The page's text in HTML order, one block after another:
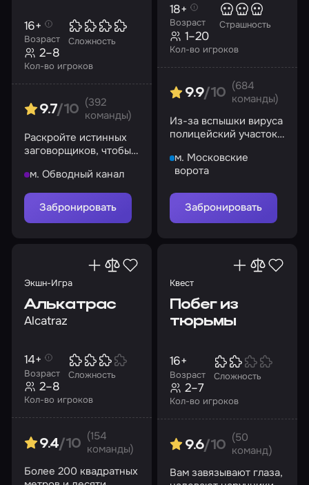
Возраст
16+
Сложность
Кол-во игроков
2–8
9.7/10
(392
команды)
Раскройте истинных
заговорщиков, чтобы
заточения и спасти
свою жизнь
м. Обводный канал
Забронировать
Возраст
18+
Страшность
Кол-во игроков
1–20
9.9/10
(684
команды)
Из-за вспышки вируса
полицейский участок
Успеете провернуть
ограбление?
м. Московские
ворота
Забронировать
Экшн-Игра
Алькатрас
Alcatraz
Возраст
14+
Сложность
Кол-во игроков
2–8
9.4/10
(154
команды)
Более 200 квадратных
Квест
Побег из
тюрьмы
Возраст
16+
Сложность
Кол-во игроков
2–7
9.6/10
(50
команд)
Вам завязывают глаза,